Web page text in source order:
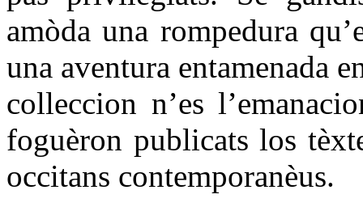
amòda una rompedura
una aventura entamenada
colleccion n’es
foguèron publicats los
occitans contemporanèus.